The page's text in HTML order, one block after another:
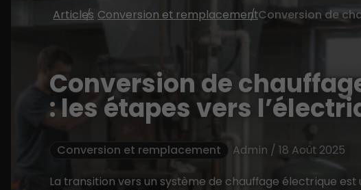
Articles Conversion et remplacement
Conversion de
: les étapes vers
Conversion et remplacement
Admin / 18 Août 2025
La transition vers un système de chauffage électrique